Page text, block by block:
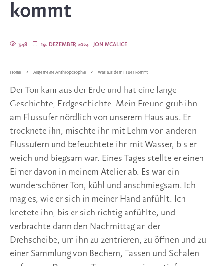
kommt
JON MCALICE
19. DEZEMBER 2024
348
Home Allgemeine Anthroposophie Was aus dem Feuer kommt
Der Ton kam aus der Erde und hat eine lange
Geschichte, Erdgeschichte. Mein Freund grub ihn
am Flussufer nördlich von unserem Haus aus. Er
trocknete ihn, mischte ihn mit Lehm von anderen
Flussufern und befeuchtete ihn mit Wasser, bis er
weich und biegsam war. Eines Tages stellte er einen
Eimer davon in meinem Atelier ab. Es war ein
wunderschöner Ton, kühl und anschmiegsam. Ich
mag es, wie er sich in meiner Hand anfühlt. Ich
knetete ihn, bis er sich richtig anfühlte, und
verbrachte dann den Nachmittag an der
Drehscheibe, um ihn zu zentrieren, zu öffnen und zu
einer Sammlung von Bechern, Tassen und Schalen